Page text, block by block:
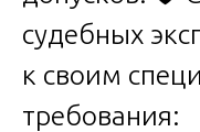
судебных
к своим
требования: